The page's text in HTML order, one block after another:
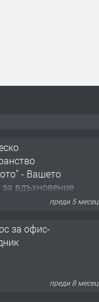
в
за офис-
преди 8 месеца
помощница
преди 1 година